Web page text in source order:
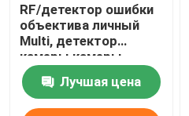
RF/детектор ошибки
объектива личный
Multi, детектор
камеры камеры
спрятанный
искателемЛучшая цена